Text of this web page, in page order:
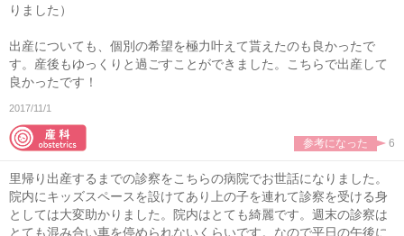
りました）
出産についても、個別の希望を極力叶えて貰えたのも良かったで
す。産後もゆっくりと過ごすことができました。こちらで出産して
良かったです！
2017/11/1
参考になった 6
里帰り出産するまでの診察をこちらの病院でお世話になりました。
院内にキッズスペースを設けてあり上の子を連れて診察を受ける身
としては大変助かりました。院内はとても綺麗です。週末の診察は
とても混み合い車を停められないくらいです。なので平日の午後に